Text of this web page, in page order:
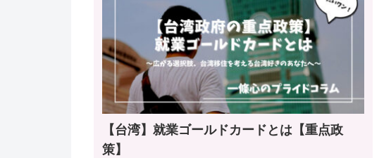
【台湾】就業ゴールドカードとは【重点政
策】